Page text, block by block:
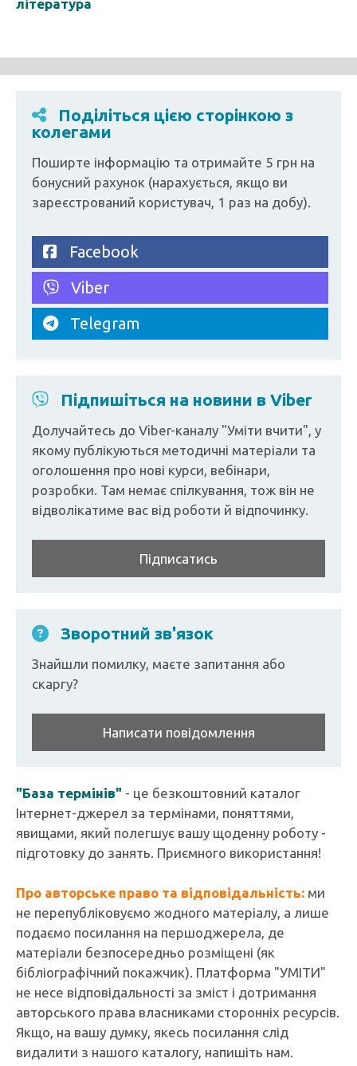
література
Поділіться цією сторінкою з
колегами
Поширте інформацію та отримайте 5 грн на
бонусний рахунок (нарахується, якщо ви
зареєстрований користувач, 1 раз на добу).
Facebook
Viber
Telegram
Підпишіться на новини в Viber
Долучайтесь до Viber-каналу "Уміти вчити", у
якому публікуються методичні матеріали та
оголошення про нові курси, вебінари,
розробки. Там немає спілкування, тож він не
відволікатиме вас від роботи й відпочинку.
Підписатись
Зворотний зв'язок
Знайшли помилку, маєте запитання або
скаргу?
Написати повідомлення
"База термінів" - це безкоштовний каталог
Інтернет-джерел за термінами, поняттями,
явищами, який полегшує вашу щоденну роботу -
підготовку до занять. Приємного використання!
Про авторське право та відповідальність: ми
не перепубліковуємо жодного матеріалу, а лише
подаємо посилання на першоджерела, де
матеріали безпосередньо розміщені (як
бібліографічний покажчик). Платформа "УМІТИ"
не несе відповідальності за зміст і дотримання
авторського права власниками сторонніх ресурсів.
Якщо, на вашу думку, якесь посилання слід
видалити з нашого каталогу, напишіть нам.